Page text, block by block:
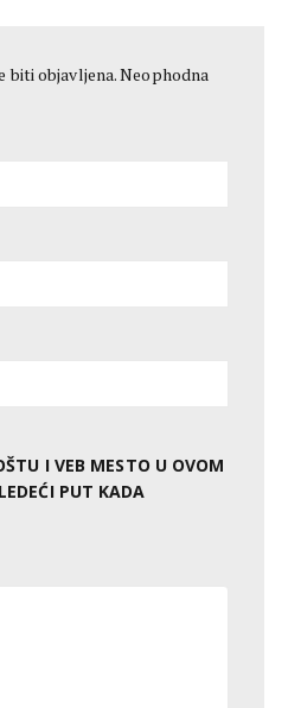
biti objavljena.Neophodna
I VEB MESTO U OVOM
PUT KADA